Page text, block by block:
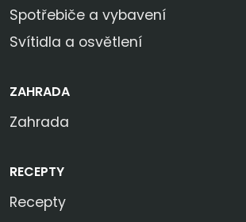
Spotřebiče a vybavení
Svítidla a osvětlení
ZAHRADA
Zahrada
RECEPTY
Recepty